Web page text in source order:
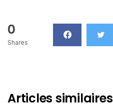
0
Shares
Articles similaires